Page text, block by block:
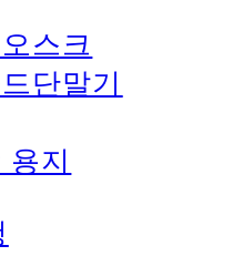
스크
단말기
지